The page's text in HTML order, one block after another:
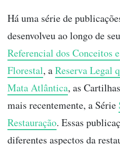
Há uma série de
desenvolveu ao longo de
Referencial dos Conceitos
Florestal, aReserva Legal
Mata Atlântica, as
mais recentemente, a Série
Restauração. Essas
diferentes aspectos da